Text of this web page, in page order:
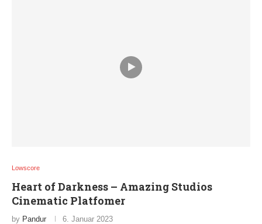
Lowscore
Heart of Darkness – Amazing Studios
Cinematic Platfomer
by Pandur 6. Januar 2023